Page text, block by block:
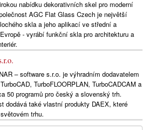
nabídku dekorativních skel pro moderní
AGC Flat Glass Czech je největší
skla a jeho aplikací ve střední a
- vyrábí funkční skla pro architekturu a
– software s.r.o. je výhradním dodavatelem
TurboFLOORPLAN, TurboCADCAM a
50 programů pro český a slovenský trh.
dodává také vlastní produkty DAEX, které
trhu.